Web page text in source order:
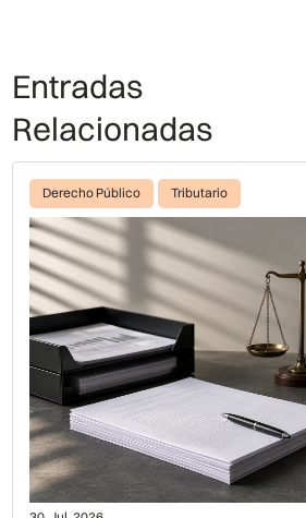
Entradas
Relacionadas
Derecho Público Tributario